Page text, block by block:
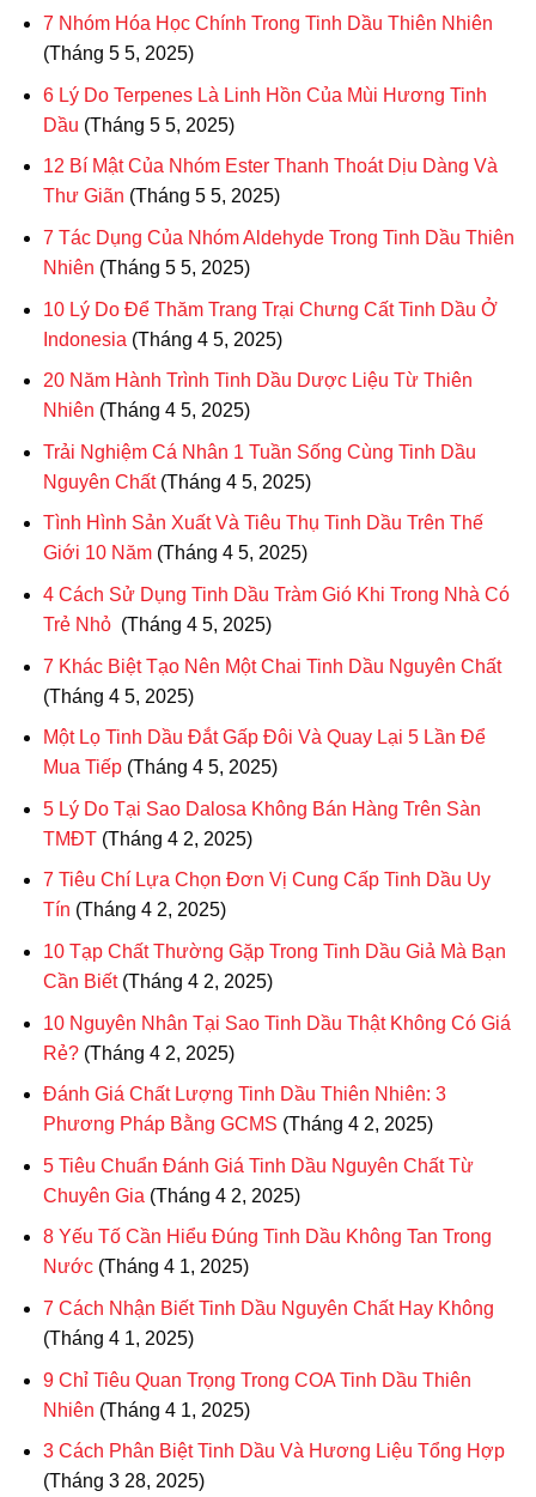
7 Nhóm Hóa Học Chính Trong Tinh Dầu Thiên Nhiên
(Tháng 5 5, 2025)
6 Lý Do Terpenes Là Linh Hồn Của Mùi Hương Tinh
Dầu (Tháng 5 5, 2025)
12 Bí Mật Của Nhóm Ester Thanh Thoát Dịu Dàng Và
Thư Giãn (Tháng 5 5, 2025)
7 Tác Dụng Của Nhóm Aldehyde Trong Tinh Dầu Thiên
Nhiên (Tháng 5 5, 2025)
10 Lý Do Để Thăm Trang Trại Chưng Cất Tinh Dầu Ở
Indonesia (Tháng 4 5, 2025)
20 Năm Hành Trình Tinh Dầu Dược Liệu Từ Thiên
Nhiên (Tháng 4 5, 2025)
Trải Nghiệm Cá Nhân 1 Tuần Sống Cùng Tinh Dầu
Nguyên Chất (Tháng 4 5, 2025)
Tình Hình Sản Xuất Và Tiêu Thụ Tinh Dầu Trên Thế
Giới 10 Năm (Tháng 4 5, 2025)
4 Cách Sử Dụng Tinh Dầu Tràm Gió Khi Trong Nhà Có
Trẻ Nhỏ (Tháng 4 5, 2025)
7 Khác Biệt Tạo Nên Một Chai Tinh Dầu Nguyên Chất
(Tháng 4 5, 2025)
Một Lọ Tinh Dầu Đắt Gấp Đôi Và Quay Lại 5 Lần Để
Mua Tiếp (Tháng 4 5, 2025)
5 Lý Do Tại Sao Dalosa Không Bán Hàng Trên Sàn
TMĐT (Tháng 4 2, 2025)
7 Tiêu Chí Lựa Chọn Đơn Vị Cung Cấp Tinh Dầu Uy
Tín (Tháng 4 2, 2025)
10 Tạp Chất Thường Gặp Trong Tinh Dầu Giả Mà Bạn
Cần Biết (Tháng 4 2, 2025)
10 Nguyên Nhân Tại Sao Tinh Dầu Thật Không Có Giá
Rẻ? (Tháng 4 2, 2025)
Đánh Giá Chất Lượng Tinh Dầu Thiên Nhiên: 3
Phương Pháp Bằng GCMS (Tháng 4 2, 2025)
5 Tiêu Chuẩn Đánh Giá Tinh Dầu Nguyên Chất Từ
Chuyên Gia (Tháng 4 2, 2025)
8 Yếu Tố Cần Hiểu Đúng Tinh Dầu Không Tan Trong
Nước (Tháng 4 1, 2025)
7 Cách Nhận Biết Tinh Dầu Nguyên Chất Hay Không
(Tháng 4 1, 2025)
9 Chỉ Tiêu Quan Trọng Trong COA Tinh Dầu Thiên
Nhiên (Tháng 4 1, 2025)
3 Cách Phân Biệt Tinh Dầu Và Hương Liệu Tổng Hợp
(Tháng 3 28, 2025)